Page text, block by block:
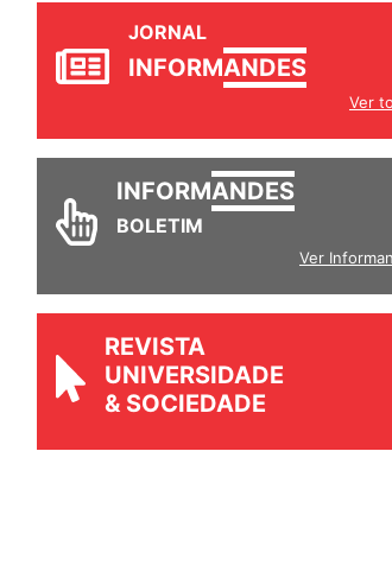
JORNAL
INFORMANDES
Ver
INFORMANDES
BOLETIM
Ver
REVISTA
UNIVERSIDADE
& SOCIEDADE